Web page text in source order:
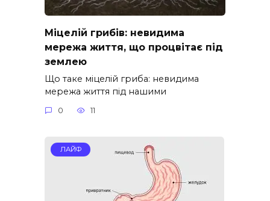
Міцелій грибів: невидима
мережа життя, що процвітає під
землею
Що таке міцелій гриба: невидима
мережа життя під нашими
0 11
ЛАЙФ